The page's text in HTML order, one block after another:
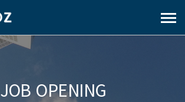
메
JOB OPENING